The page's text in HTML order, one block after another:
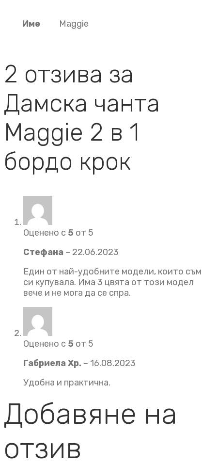
Име Maggie
2 отзива за
Дамска чанта
Maggie 2 в 1
бордо крок
Оценено с 5 от 5
Стефана – 22.06.2023
Един от най-удобните модели, които съм
си купувала. Има 3 цвята от този модел
вече и не мога да се спра.
Оценено с 5 от 5
Габриела Хр. – 16.08.2023
Удобна и практична.
Добавяне на
отзив